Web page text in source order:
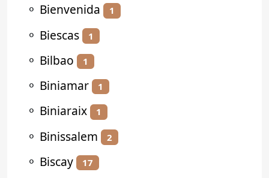
⚬ Bienvenida 1
⚬ Biescas 1
⚬ Bilbao 1
⚬ Biniamar 1
⚬ Biniaraix 1
⚬ Binissalem 2
⚬ Biscay 17